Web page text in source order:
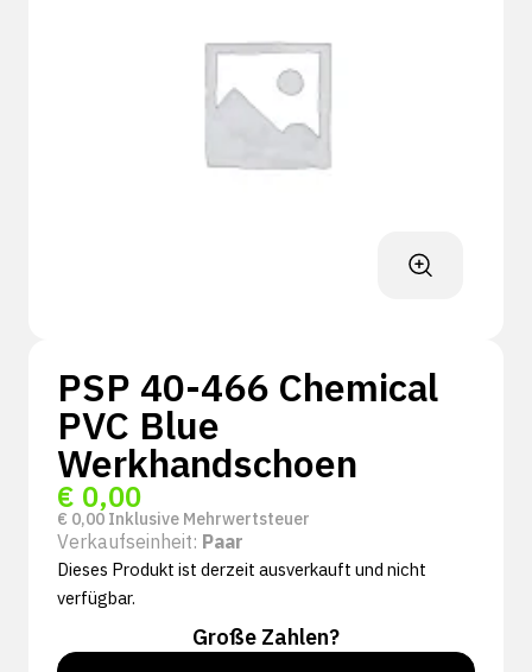
PSP 40-466 Chemical
PVC Blue
Werkhandschoen
€ 0,00
€ 0,00 Inklusive Mehrwertsteuer
Verkaufseinheit: Paar
Dieses Produkt ist derzeit ausverkauft und nicht
verfügbar.
Große Zahlen?